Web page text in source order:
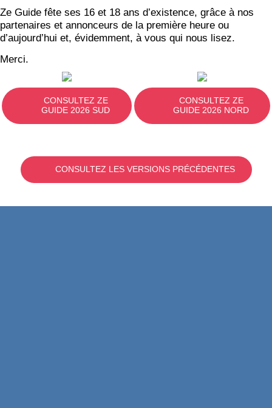
Ze Guide fête ses 16 et 18 ans d’existence, grâce à nos
partenaires et annonceurs de la première heure ou
d’aujourd’hui et, évidemment, à vous qui nous lisez.
Merci.
CONSULTEZ ZE
GUIDE 2026 SUD
CONSULTEZ ZE
GUIDE 2026 NORD
CONSULTEZ LES VERSIONS PRÉCÉDENTES